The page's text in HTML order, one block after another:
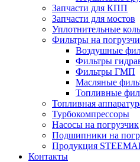
Запчасти для КПП
Запчасти для мостов
Уплотнительные
Фильтры на
Воздушные
Фильтры
Фильтры ГМП
Масляные
Топливные
Топливная
Турбокомпрессоры
Насосы на погрузчик
Подшипники на
Продукция
Контакты